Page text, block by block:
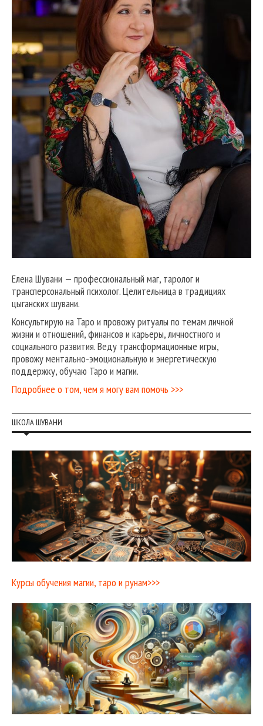
Елена Шувани — профессиональный маг, таролог и
трансперсональный психолог. Целительница в традициях
цыганских шувани.
Консультирую на Таро и провожу ритуалы по темам личной
жизни и отношений, финансов и карьеры, личностного и
социального развития. Веду трансформационные игры,
провожу ментально-эмоциональную и энергетическую
поддержку, обучаю Таро и магии.
Подробнее о том, чем я могу вам помочь >>>
ШКОЛА ШУВАНИ
Курсы обучения магии, таро и рунам>>>